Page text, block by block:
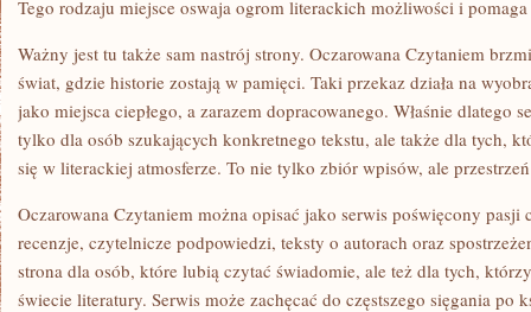
Tego rodzaju miejsce oswaja ogrom literackich możliwości i
Ważny jest tu także sam nastrój strony. Oczarowana Czytaniem
świat, gdzie historie zostają w pamięci. Taki przekaz działa na
jako miejsca ciepłego, a zarazem dopracowanego. Właśnie dlatego
tylko dla osób szukających konkretnego tekstu, ale także dla tych,
się w literackiej atmosferze. To nie tylko zbiór wpisów, ale
Oczarowana Czytaniem można opisać jako serwis poświęcony pasji
recenzje, czytelnicze podpowiedzi, teksty o autorach oraz
strona dla osób, które lubią czytać świadomie, ale też dla tych,
świecie literatury. Serwis może zachęcać do częstszego sięgania po